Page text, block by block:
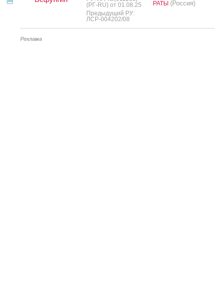
(РГ-RU) от 01.08.25
Предыдущий РУ:
ЛСР-004202/08
РАТЫ (Россия)
Реклама